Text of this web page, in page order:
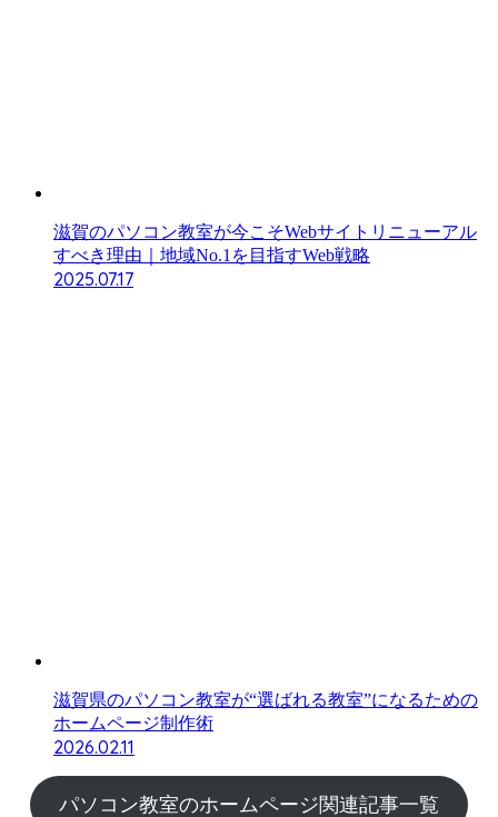
滋賀のパソコン教室が今こそWebサイトリニューアル
すべき理由｜地域No.1を目指すWeb戦略
2025.07.17
滋賀県のパソコン教室が“選ばれる教室”になるための
ホームページ制作術
2026.02.11
パソコン教室のホームページ関連記事一覧